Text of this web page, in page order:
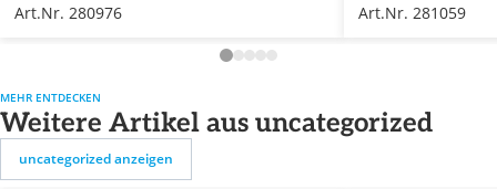
Art.Nr. 280976 Art.Nr. 281059
MEHR ENTDECKEN
Weitere Artikel aus uncategorized
uncategorized anzeigen